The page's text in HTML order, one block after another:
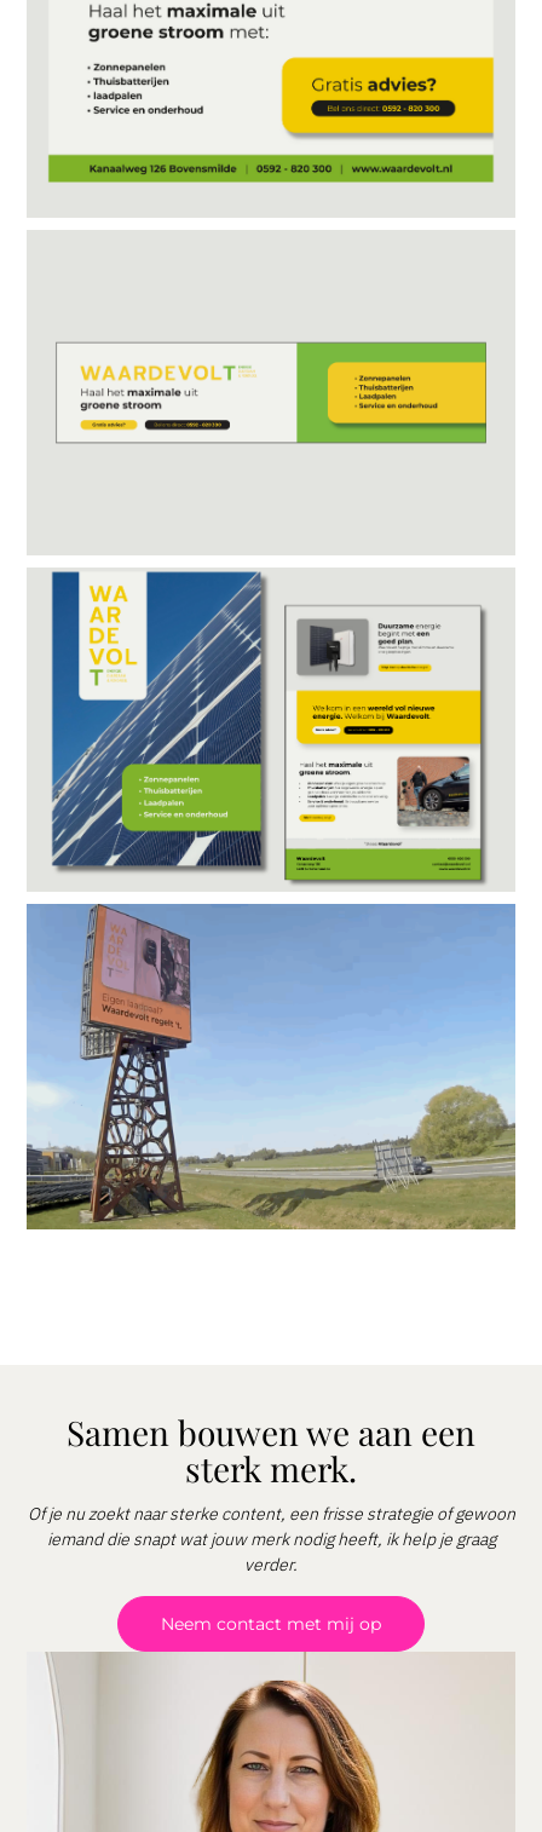
Samen bouwen we aan een
sterk merk.
Of je nu zoekt naar sterke content, een frisse strategie of gewoon
iemand die snapt wat jouw merk nodig heeft, ik help je graag
verder.
Neem contact met mij op